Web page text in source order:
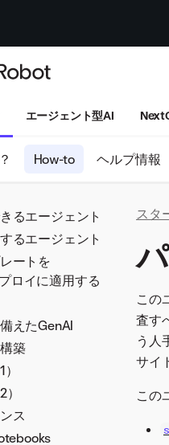
エージェント型AI
How-to ヘルプ情報
るエージェント
るエージェント
ートを
ロイに適用する
えたGenAI
築
ス
スタ
この
査す
う人
サイ
この